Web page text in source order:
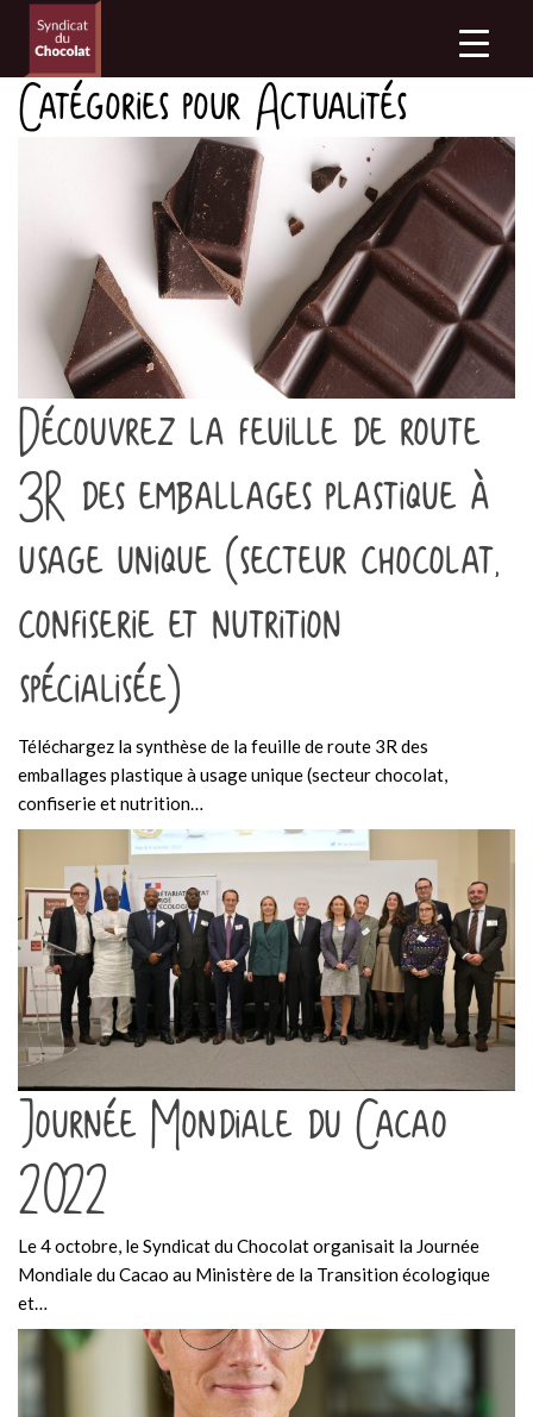
Catégories pour Actualités
Découvrez la feuille de route
3R des emballages plastique à
usage unique (secteur chocolat,
confiserie et nutrition
spécialisée)
Téléchargez la synthèse de la feuille de route 3R des
emballages plastique à usage unique (secteur chocolat,
confiserie et nutrition…
Journée Mondiale du Cacao
2022
Le 4 octobre, le Syndicat du Chocolat organisait la Journée
Mondiale du Cacao au Ministère de la Transition écologique
et…